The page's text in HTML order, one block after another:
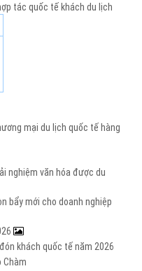
tác quốc tế khách du lịch
mại du lịch quốc tế hàng
nghiệm văn hóa được du
bẩy mới cho doanh nghiệp
khách quốc tế năm 2026
Chàm